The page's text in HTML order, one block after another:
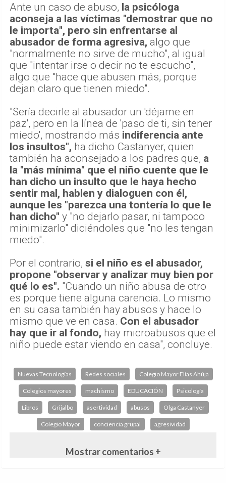
Ante un caso de abuso, la psicóloga
aconseja a las víctimas "demostrar que no
le importa", pero sin enfrentarse al
abusador de forma agresiva, algo que
"normalmente no sirve de mucho", al igual
que "intentar irse o decir no te escucho",
algo que "hace que abusen más, porque
dejan claro que tienen miedo".
"Sería decirle al abusador un 'déjame en
paz', pero en la línea de 'paso de ti, sin tener
miedo', mostrando más indiferencia ante
los insultos", ha dicho Castanyer, quien
también ha aconsejado a los padres que, a
la "más mínima" que el niño cuente que le
han dicho un insulto que le haya hecho
sentir mal, hablen y dialoguen con él,
aunque les "parezca una tontería lo que le
han dicho" y "no dejarlo pasar, ni tampoco
minimizarlo" diciéndoles que "no les tengan
miedo".
Por el contrario, si el niño es el abusador,
propone "observar y analizar muy bien por
qué lo es". "Cuando un niño abusa de otro
es porque tiene alguna carencia. Lo mismo
en su casa también hay abusos y hace lo
mismo que ve en casa. Con el abusador
hay que ir al fondo, hay microabusos que el
niño puede estar viendo en casa", concluye.
Nuevas Tecnologías Redes sociales Colegio Mayor Elías Ahúja
Colegios mayores machismo EDUCACIÓN Psicología
Libros Grijalbo asertividad abusos Olga Castanyer
Colegio Mayor conciencia grupal agresividad
Mostrar comentarios +